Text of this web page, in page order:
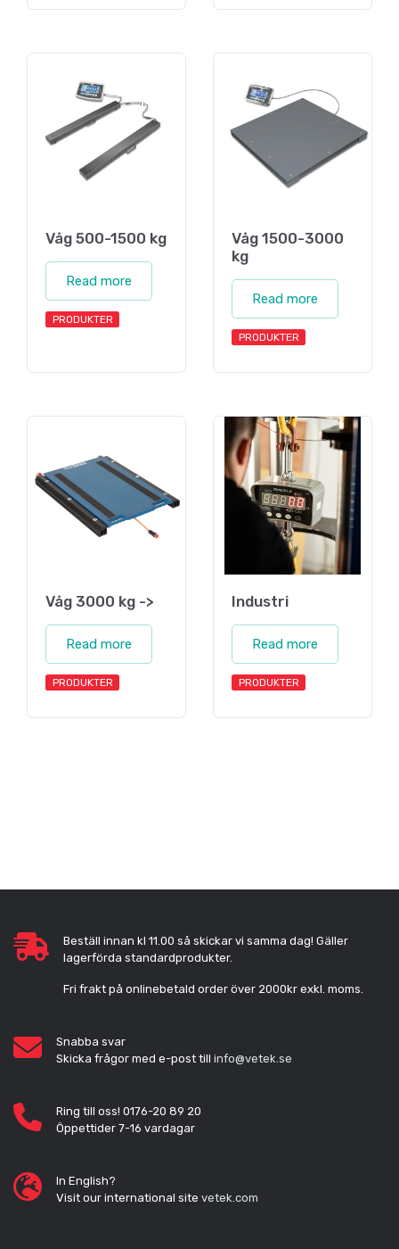
Våg 500-1500 kg
Read more
PRODUKTER
Våg 1500-3000
kg
Read more
PRODUKTER
Våg 3000 kg ->
Read more
PRODUKTER
Industri
Read more
PRODUKTER
Beställ innan kl 11.00 så skickar vi samma dag! Gäller
lagerförda standardprodukter.
Fri frakt på onlinebetald order över 2000kr exkl. moms.
Snabba svar
Skicka frågor med e-post till info@vetek.se
Ring till oss! 0176-20 89 20
Öppettider 7-16 vardagar
In English?
Visit our international site vetek.com